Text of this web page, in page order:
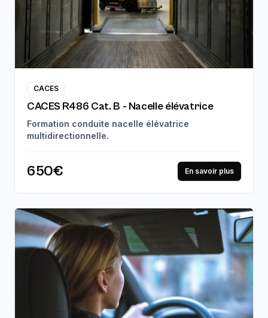
CACES
CACES R486 Cat. B - Nacelle élévatrice
Formation conduite nacelle élévatrice
multidirectionnelle.
650€ En savoir plus